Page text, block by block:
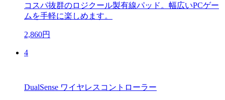
コスパ抜群のロジクール製有線パッド。幅広いPCゲー
ムを手軽に楽しめます。
2,860円
4
DualSense ワイヤレスコントローラー